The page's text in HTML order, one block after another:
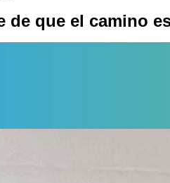
de que el camino